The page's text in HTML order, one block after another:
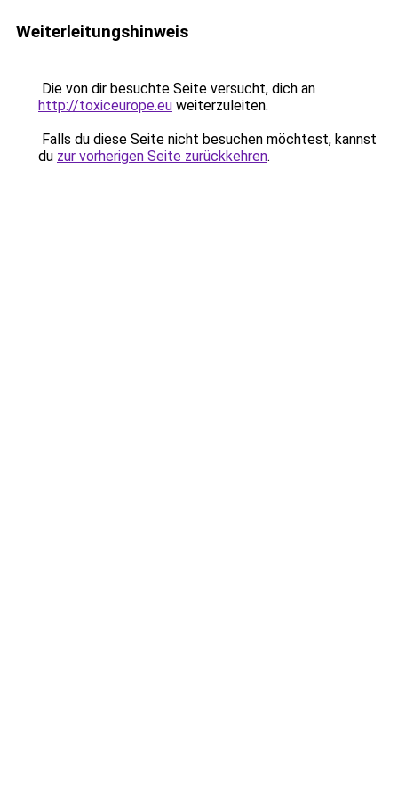
Weiterleitungshinweis
Die von dir besuchte Seite versucht, dich an
http://toxiceurope.eu weiterzuleiten.
Falls du diese Seite nicht besuchen möchtest, kannst
du zur vorherigen Seite zurückkehren.